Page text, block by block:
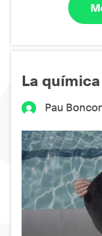
La
Pau